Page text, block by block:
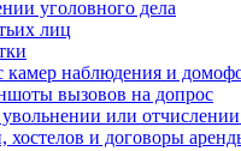
уголовного дела
лиц
камер наблюдения и
вызовов на допрос
или отчислении
хостелов и договоры